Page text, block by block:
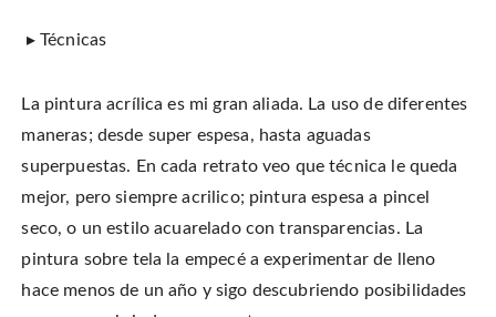
▸ Técnicas
La pintura acrílica es mi gran aliada. La uso de diferentes
maneras; desde super espesa, hasta aguadas
superpuestas. En cada retrato veo que técnica le queda
mejor, pero siempre acrilico; pintura espesa a pincel
seco, o un estilo acuarelado con transparencias. La
pintura sobre tela la empecé a experimentar de lleno
hace menos de un año y sigo descubriendo posibilidades